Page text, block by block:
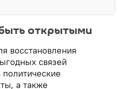
открытыми
восстановления
связей
а также